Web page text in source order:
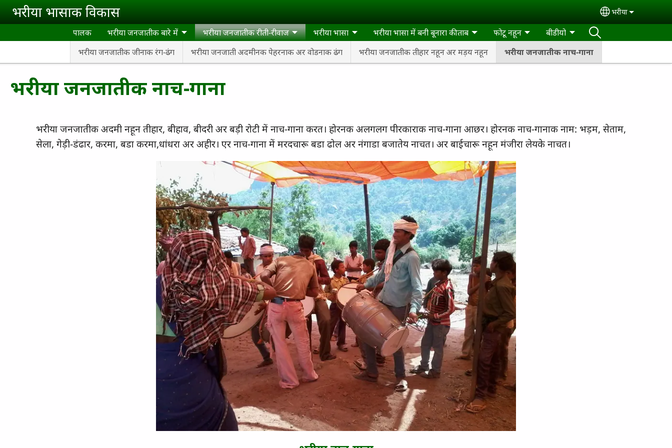
Skip to main content
भरीया भासाक विकास Select your
भरीया
पालक भरीया जनजातीक बारे में
भरीया जनजातीक रीती-रीवाज
भरीया जनजातीक जीनाक रंग-ढंग
भरीया जनजाती अदमीनक पेहरनाक अर वोडनाक ढंग भरीया जनजातीक तीहार नहून अर मड़य नहून भरीया जनजातीक नाच-गाना
भरीया भासा भरीया भासा में बनी बूनारा कीताब फोटू नहून बीडीयो
भरीया जनजातीक नाच-गाना
भरीया जनजातीक अदमी नहून तीहार, बीहाव, बीदरी अर बड़ी रोटी में नाच-गाना करत। होरनक अलगलग पीरकाराक नाच-गाना आछर। होरनक नाच-गानाक नाम: भड़म, सेताम,
सेला, गेड़ी-डंढार, करमा, बडा करमा,धांधरा अर अहीर। एर नाच-गाना में मरदचारू बडा ढोल अर नंगाडा बजातेय नाचत। अर बाईचारू नहून मंजीरा लेयके नाचत।